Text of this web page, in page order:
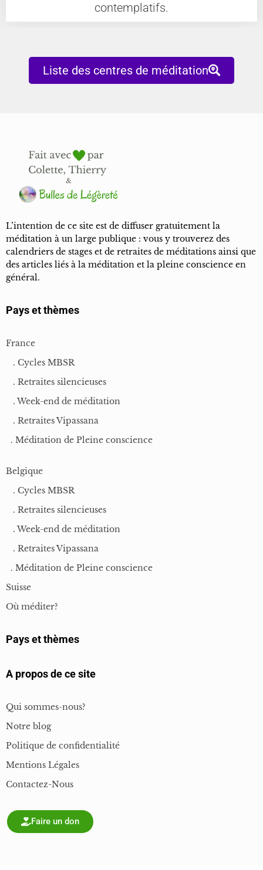
contemplatifs.
Liste des centres de méditation
L’intention de ce site est de diffuser gratuitement la
méditation à un large publique : vous y trouverez des
calendriers de stages et de retraites de méditations ainsi que
des articles liés à la méditation et la pleine conscience en
général.
Pays et thèmes
France
. Cycles MBSR
. Retraites silencieuses
. Week-end de méditation
. Retraites Vipassana
. Méditation de Pleine conscience
Belgique
. Cycles MBSR
. Retraites silencieuses
. Week-end de méditation
. Retraites Vipassana
. Méditation de Pleine conscience
Suisse
Où méditer?
Pays et thèmes
A propos de ce site
Qui sommes-nous?
Notre blog
Politique de confidentialité
Mentions Légales
Contactez-Nous
Faire un don